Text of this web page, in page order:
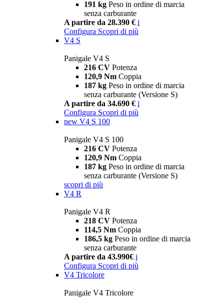
191 kg Peso in ordine di marcia
senza carburante
A partire da 28.390 € i
Configura Scopri di più
V4 S
Panigale V4 S
216 CV Potenza
120,9 Nm Coppia
187 kg Peso in ordine di marcia
senza carburante (Versione S)
A partire da 34.690 € i
Configura Scopri di più
new V4 S 100
Panigale V4 S 100
216 CV Potenza
120,9 Nm Coppia
187 kg Peso in ordine di marcia
senza carburante (Versione S)
scopri di più
V4 R
Panigale V4 R
218 CV Potenza
114,5 Nm Coppia
186,5 kg Peso in ordine di marcia
senza carburante
A partire da 43.990€ i
Configura Scopri di più
V4 Tricolore
Panigale V4 Tricolore